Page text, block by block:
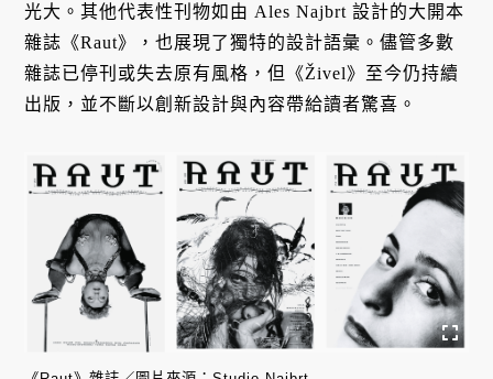
光大。其他代表性刊物如由 Ales Najbrt 設計的大開本
雜誌《Raut》，也展現了獨特的設計語彙。儘管多數
雜誌已停刊或失去原有風格，但《Živel》至今仍持續
出版，並不斷以創新設計與內容帶給讀者驚喜。